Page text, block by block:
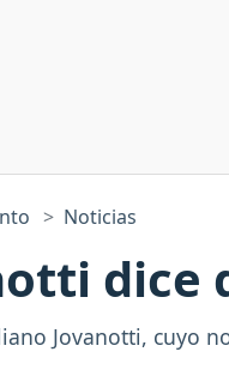
Noticias
dice
Jovanotti, cuyo